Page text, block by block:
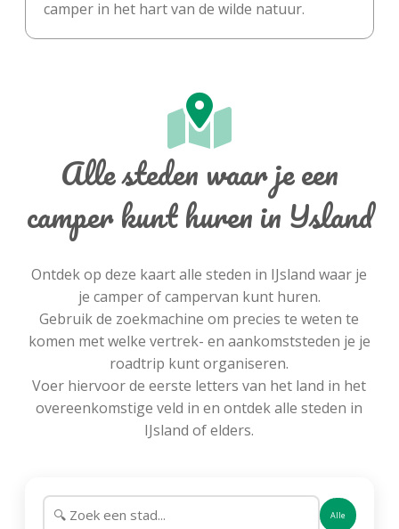
camper in het hart van de wilde natuur.
Alle steden waar je een
camper kunt huren in IJsland
Ontdek op deze kaart alle steden in IJsland waar je
je camper of campervan kunt huren.
Gebruik de zoekmachine om precies te weten te
komen met welke vertrek- en aankomststeden je je
roadtrip kunt organiseren.
Voer hiervoor de eerste letters van het land in het
overeenkomstige veld in en ontdek alle steden in
IJsland of elders.
Alle